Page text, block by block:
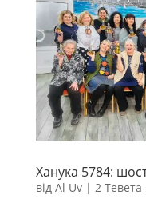
Ханука 5784:
від Al Uv| 2 Тевета